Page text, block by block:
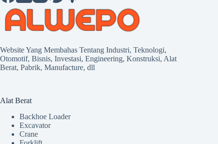
Website Yang Membahas Tentang Industri, Teknologi,
Otomotif, Bisnis, Investasi, Engineering, Konstruksi, Alat
Berat, Pabrik, Manufacture, dll
Alat Berat
Backhoe Loader
Excavator
Crane